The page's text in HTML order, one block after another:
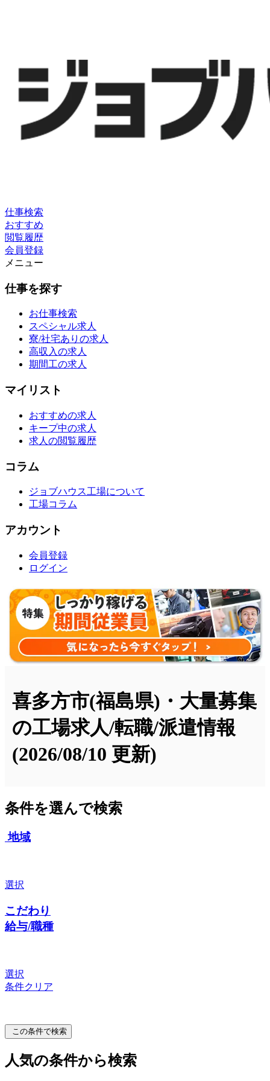
仕事検索
おすすめ
閲覧履歴
会員登録
メニュー
仕事を探す
お仕事検索
スペシャル求人
寮/社宅ありの求人
高収入の求人
期間工の求人
マイリスト
おすすめの求人
キープ中の求人
求人の閲覧履歴
コラム
ジョブハウス工場について
工場コラム
アカウント
会員登録
ログイン
喜多方市(福島県)・大量募集
の工場求人/転職/派遣情報
(2026/08/10 更新)
条件を選んで検索
地域
選択
こだわり
給与/職種
選択
条件クリア
この条件で検索
人気の条件から検索